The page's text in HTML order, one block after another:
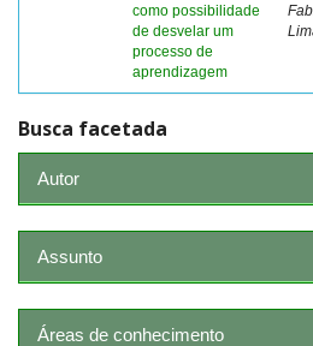
como possibilidade
de desvelar um
processo de
aprendizagem
Busca facetada
Autor
Assunto
Áreas de conhecimento